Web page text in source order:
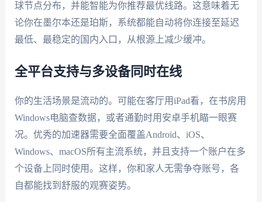
球节点分布，并能智能为你推荐最优线路。这意味着无
论你在墨尔本还是珀斯，系统都能自动将你连接至延迟
最低、最稳定的国内入口，从根源上减少缓冲。
全平台支持与多设备同时在线
你的生活场景是流动的。可能在客厅用iPad看，在书房用
Windows电脑查数据，或者通勤时用安卓手机瞄一眼赛
况。优秀的加速器需要全面覆盖Android、iOS、
Windows、macOS所有主流系统，并且支持一个账户在多
个设备上同时使用。这样，你和家人无需争夺账号，各
自都能找到舒服的观赛姿势。